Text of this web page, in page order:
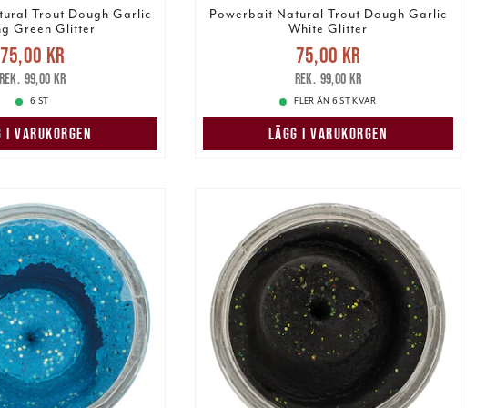
Trout Dough Garlic
Green Glitter
pris
pris
75,00 kr
99,00 kr
6 ST
I VARUKORGEN
Powerbait Natural Trout Dough Garlic
White Glitter
Nuvarande pris
Tidigare pris
75,00 kr
99,00 kr
FLER ÄN 6 ST KVAR
LÄGG I VARUKORGEN